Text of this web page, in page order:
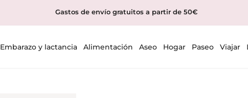
Gastos de envío gratuitos a partir de 50€
Embarazo y lactancia Alimentación Aseo Hogar Paseo Viajar